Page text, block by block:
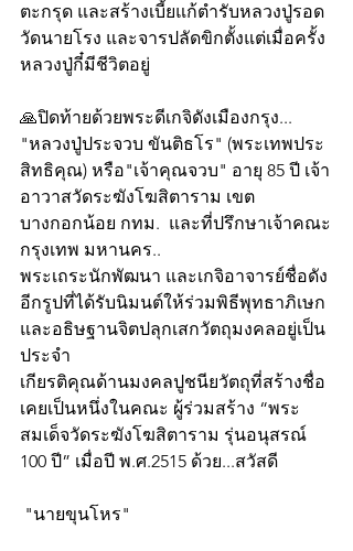
ตะกรุด และสร้างเบี้ยแก้ตำรับหลวงปู่รอด
วัดนายโรง และจารปลัดขิกตั้งแต่เมื่อครั้ง
หลวงปู่กี๋มีชีวิตอยู่
🙏ปิดท้ายด้วยพระดีเกจิดังเมืองกรุง...
"หลวงปู่ประจวบ ขันติธโร" (พระเทพประ
สิทธิคุณ) หรือ"เจ้าคุณจวบ" อายุ 85 ปี เจ้า
อาวาสวัดระฆังโฆสิตาราม เขต
บางกอกน้อย กทม.  และที่ปรึกษาเจ้าคณะ
กรุงเทพ มหานคร..
พระเถระนักพัฒนา และเกจิอาจารย์ชื่อดัง
อีกรูปที่ได้รับนิมนต์ให้ร่วมพิธีพุทธาภิเษก
และอธิษฐานจิตปลุกเสกวัตถุมงคลอยู่เป็น
ประจำ
เกียรติคุณด้านมงคลปูชนียวัตถุที่สร้างชื่อ
เคยเป็นหนึ่งในคณะ ผู้ร่วมสร้าง “พระ
สมเด็จวัดระฆังโฆสิตาราม รุ่นอนุสรณ์
100 ปี” เมื่อปี พ.ศ.2515 ด้วย...สวัสดี
"นายขุนโหร"